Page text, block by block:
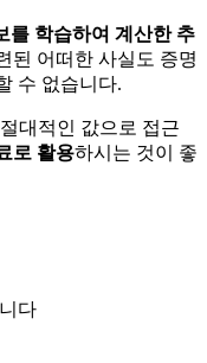
를 학습하여 계산한 추
된 어떠한 사실도 증명
수 없습니다.
대적인 값으로 접근
로 활용하시는 것이 좋
다